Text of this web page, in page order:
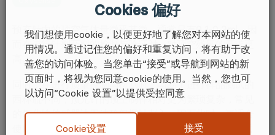
预充针内的顶空气体量 微乎其微，通常只有0.1-0.3ml。因
而在进行针剂药剂的检测与验证时，对顶空残氧的要求更
高。
同时，在进行质量控制与检测时，与易于进行样品测试的
西林瓶不同，预充针的顶空制样相对更为繁琐复杂，常见
的氧化锆传感器法无法确保探针刺入。因而此时，更适合
使用漏斗水下取样法，配合Systech OxySense
Cookies 偏好
我们想使用cookie，以便更好地了解您对本网站的使
用情况。通过记住您的偏好和重复访问，将有助于改
善您的访问体验。当您单击“接受”或导航到网站的新
页面时，将视为您同意cookie的使用。当然，您也可
以访问“Cookie 设置”以提供受控同意
Cookie设置 接受